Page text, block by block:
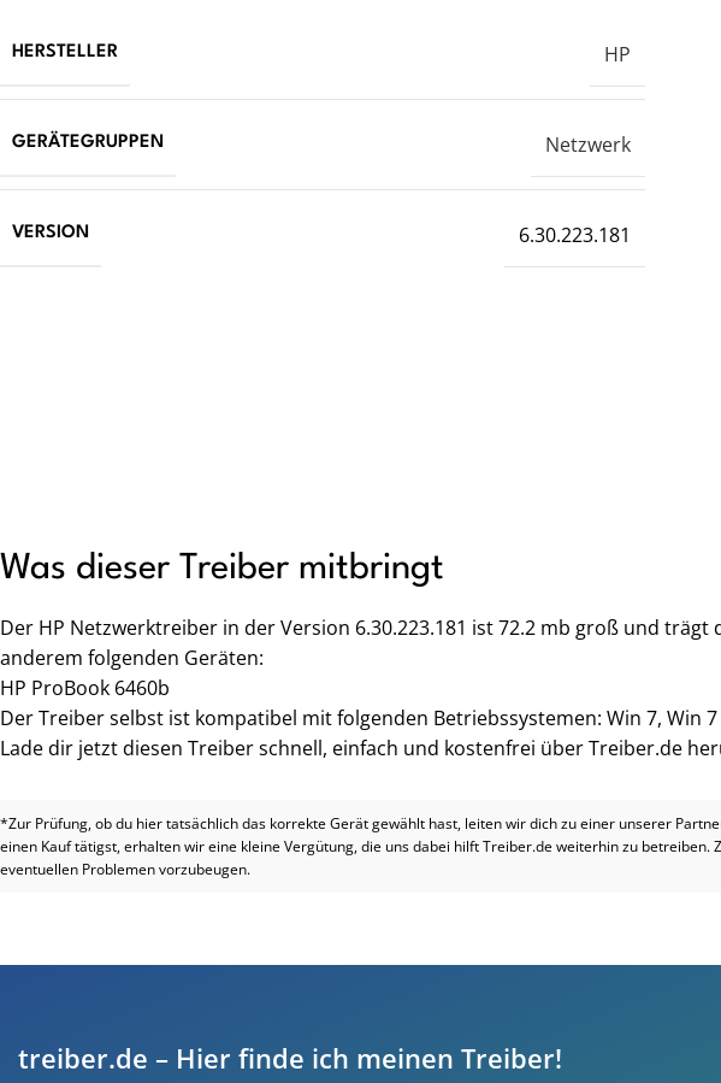
HERSTELLER HP
GERÄTEGRUPPEN Netzwerk
VERSION 6.30.223.181
Was dieser Treiber mitbringt
Der HP Netzwerktreiber in der Version 6.30.223.181 ist 72.2 mb groß und
anderem folgenden Geräten:
HP ProBook 6460b
Der Treiber selbst ist kompatibel mit folgenden Betriebssystemen: Win 7, Win 7
Lade dir jetzt diesen Treiber schnell, einfach und kostenfrei über Treiber.de
*Zur Prüfung, ob du hier tatsächlich das korrekte Gerät gewählt hast, leiten wir dich zu einer unserer
einen Kauf tätigst, erhalten wir eine kleine Vergütung, die uns dabei hilft Treiber.de weiterhin zu
eventuellen Problemen vorzubeugen.
treiber.de – Hier finde ich meinen Treiber!